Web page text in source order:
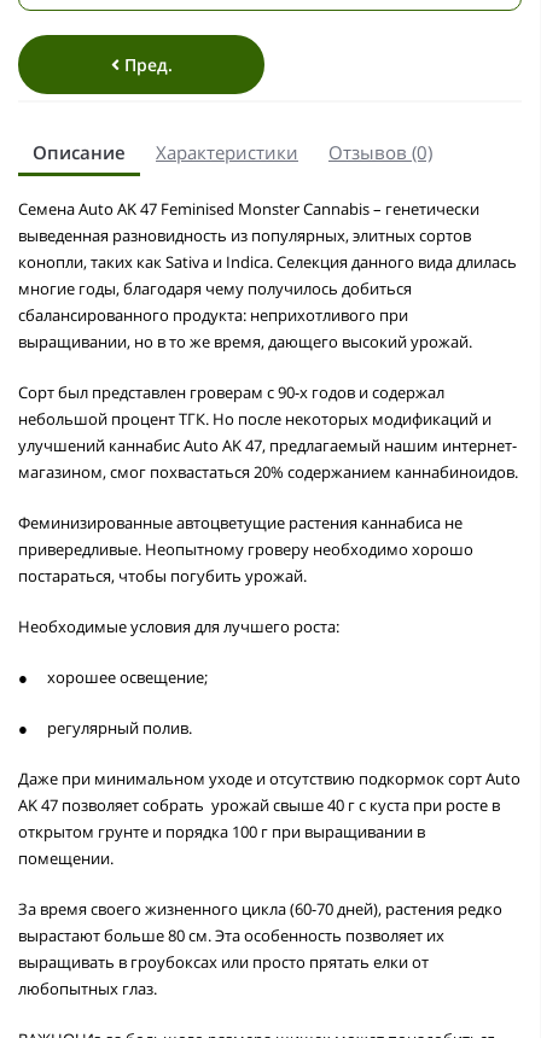
Пред.
Описание Характеристики Отзывов (0)
Семена Auto AK 47 Feminised Monster Cannabis – генетически
выведенная разновидность из популярных, элитных сортов
конопли, таких как Sativa и Indica. Селекция данного вида длилась
многие годы, благодаря чему получилось добиться
сбалансированного продукта: неприхотливого при
выращивании, но в то же время, дающего высокий урожай.
Сорт был представлен гроверам с 90-х годов и содержал
небольшой процент ТГК. Но после некоторых модификаций и
улучшений каннабис Auto AK 47, предлагаемый нашим интернет-
магазином, смог похвастаться 20% содержанием каннабиноидов.
Феминизированные автоцветущие растения каннабиса не
привередливые. Неопытному гроверу необходимо хорошо
постараться, чтобы погубить урожай.
Необходимые условия для лучшего роста:
● хорошее освещение;
● регулярный полив.
Даже при минимальном уходе и отсутствию подкормок сорт Auto
AK 47 позволяет собрать урожай свыше 40 г с куста при росте в
открытом грунте и порядка 100 г при выращивании в
помещении.
За время своего жизненного цикла (60-70 дней), растения редко
вырастают больше 80 см. Эта особенность позволяет их
выращивать в гроубоксах или просто прятать елки от
любопытных глаз.